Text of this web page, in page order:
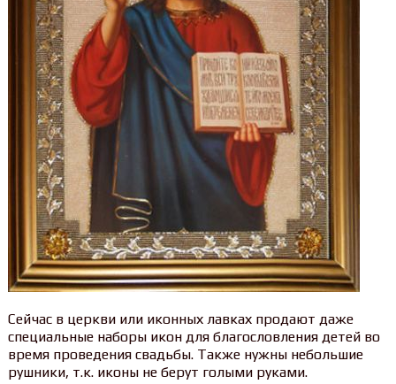
Сейчас в церкви или иконных лавках продают даже
специальные наборы икон для благословления детей во
время проведения свадьбы. Также нужны небольшие
рушники, т.к. иконы не берут голыми руками.